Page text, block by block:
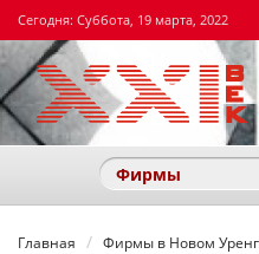
Сегодня: Суббота, 19 марта, 2022
Фирмы
Главная
Фирмы в Новом